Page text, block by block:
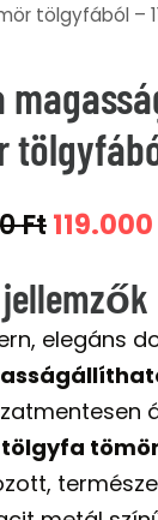
tölgyfából –
Ft
was:
119.000
elegáns